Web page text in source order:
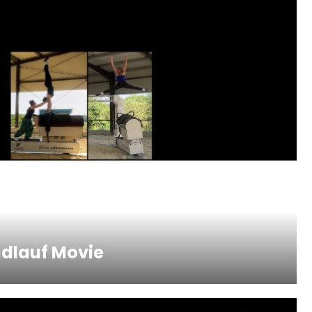
Movie